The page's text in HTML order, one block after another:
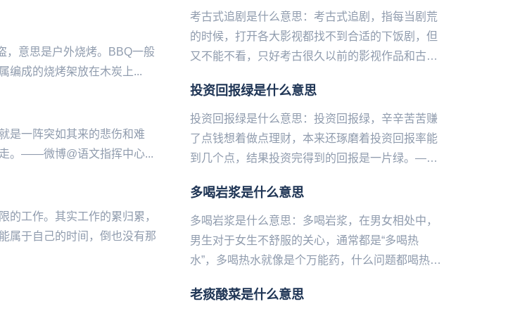
，意思是户外烧烤。BBQ一般
编成的烧烤架放在木炭上...
是一阵突如其来的悲伤和难
。——微博@语文指挥中心...
的工作。其实工作的累归累，
属于自己的时间，倒也没有那
考古式追剧是什么意思：考古式追剧，指每当剧荒
的时候，打开各大影视都找不到合适的下饭剧，但
又不能不看，只好考古很久以前的影视作品和古早
命，哪怕只是听背景声。—...
投资回报绿是什么意思
投资回报绿是什么意思：投资回报绿，辛辛苦苦赚
了点钱想着做点理财，本来还琢磨着投资回报率能
到几个点，结果投资完得到的回报是一片绿。——
​多喝岩浆是什么意思
多喝岩浆是什么意思：多喝岩浆，在男女相处中，
男生对于女生不舒服的关心，通常都是“多喝热
水”，多喝热水就像是个万能药，什么问题都喝热
热水”的一种方式。讽刺那...
老痰酸菜是什么意思